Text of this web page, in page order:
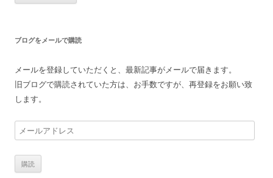
ブログをメールで購読
メールを登録していただくと、最新記事がメールで届きます。
旧ブログで購読されていた方は、お手数ですが、再登録をお願い致
します。
メ
ー
ル
ア